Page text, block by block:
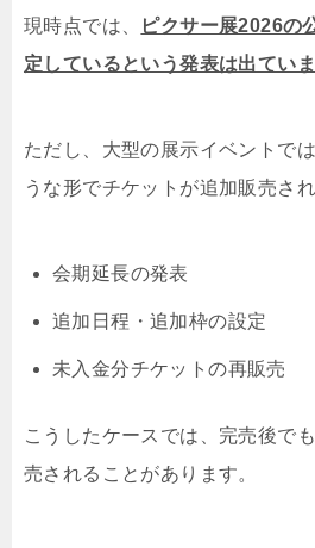
現時点では、
ピクサー展2026の
定しているという発表は出ていま
ただし、大型の展示イベントで
うな形でチケットが追加販売さ
会期延長の発表
追加日程・追加枠の設定
未入金分チケットの再販売
こうしたケースでは、完売後で
売されることがあります。